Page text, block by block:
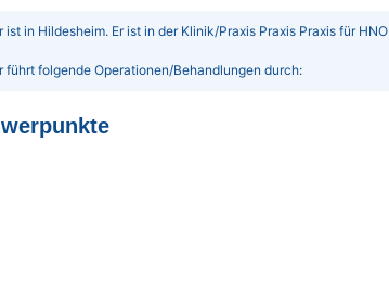
ist in Hildesheim. Er ist in der Klinik/Praxis Praxis Praxis für HNO
führt folgende Operationen/Behandlungen durch: